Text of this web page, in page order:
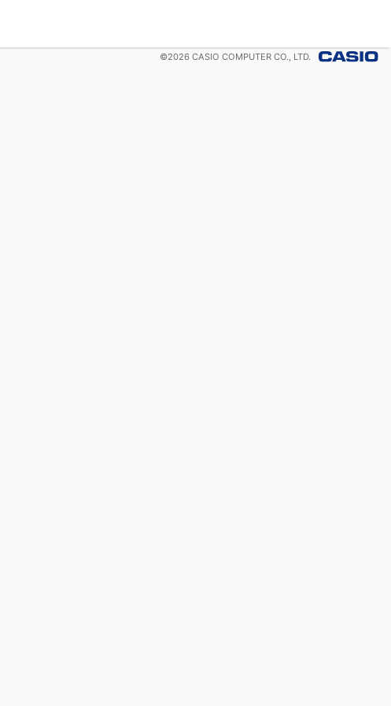
©2026 CASIO COMPUTER CO., LTD.